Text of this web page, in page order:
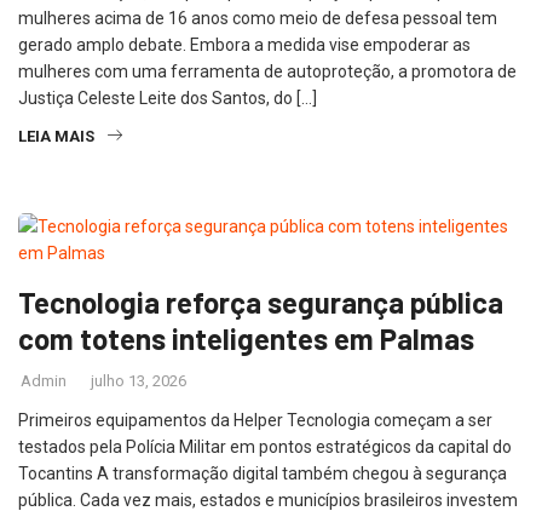
mulheres acima de 16 anos como meio de defesa pessoal tem
gerado amplo debate. Embora a medida vise empoderar as
mulheres com uma ferramenta de autoproteção, a promotora de
Justiça Celeste Leite dos Santos, do […]
LEIA MAIS
Tecnologia reforça segurança pública
com totens inteligentes em Palmas
Admin julho 13, 2026
Primeiros equipamentos da Helper Tecnologia começam a ser
testados pela Polícia Militar em pontos estratégicos da capital do
Tocantins A transformação digital também chegou à segurança
pública. Cada vez mais, estados e municípios brasileiros investem